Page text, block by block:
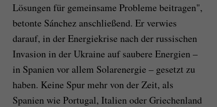
Lösungen für gemeinsame Probleme beitragen",
betonte Sánchez anschließend. Er verwies
darauf, in der Energiekrise nach der russischen
Invasion in der Ukraine auf saubere Energien –
in Spanien vor allem Solarenergie – gesetzt zu
haben. Keine Spur mehr von der Zeit, als
Spanien wie Portugal, Italien oder Griechenland